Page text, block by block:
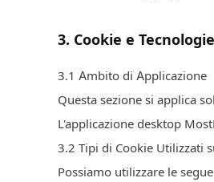
3. Cookie e
3.1 Ambito di Applicazione
Questa sezione si applica
L'applicazione desktop
3.2 Tipi di Cookie Utilizzati
Possiamo utilizzare le